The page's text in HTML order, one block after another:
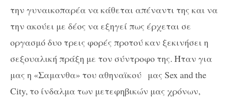
την γυναικοπαρέα να κάθεται απέναντι της και να
την ακούει με δέος να εξηγεί πως έρχεται σε
οργασμό δυο τρεις φορές προτού καν ξεκινήσει η
σεξουαλική πράξη με τον σύντροφο της. Ήταν για
μας η «Σαμανθα» του αθηναϊκού μας Sex and the
City, το ίνδαλμα των μετεφηβικών μας χρόνων,